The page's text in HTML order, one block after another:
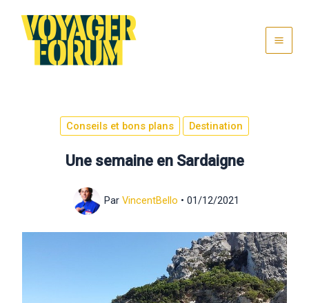
contenu
Conseils et bons plans Destination
Une semaine en Sardaigne
Par VincentBello • 01/12/2021